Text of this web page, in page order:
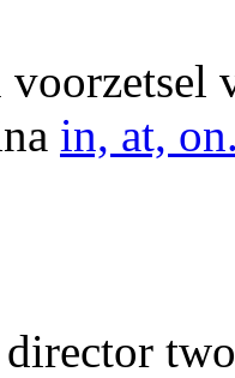
in, at,